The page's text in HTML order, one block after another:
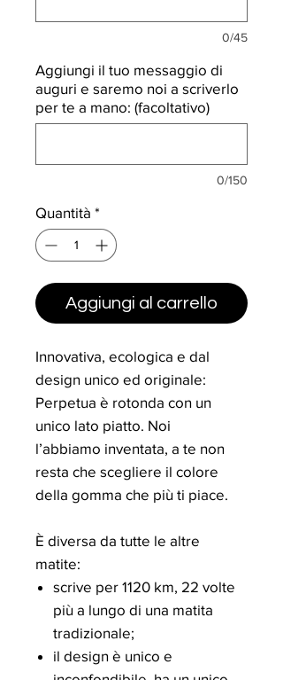
0/45
Aggiungi il tuo messaggio di
auguri e saremo noi a scriverlo
per te a mano: (facoltativo)
0/150
Quantità *
Aggiungi al carrello
Innovativa, ecologica e dal
design unico ed originale:
Perpetua è rotonda con un
unico lato piatto. Noi
l’abbiamo inventata, a te non
resta che scegliere il colore
della gomma che più ti piace.
È diversa da tutte le altre
matite:
scrive per 1120 km, 22 volte
più a lungo di una matita
tradizionale;
il design è unico e